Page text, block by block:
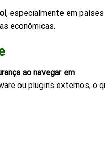
, especialmente em
econômicas.
ao navegar em
ou plugins externos, o